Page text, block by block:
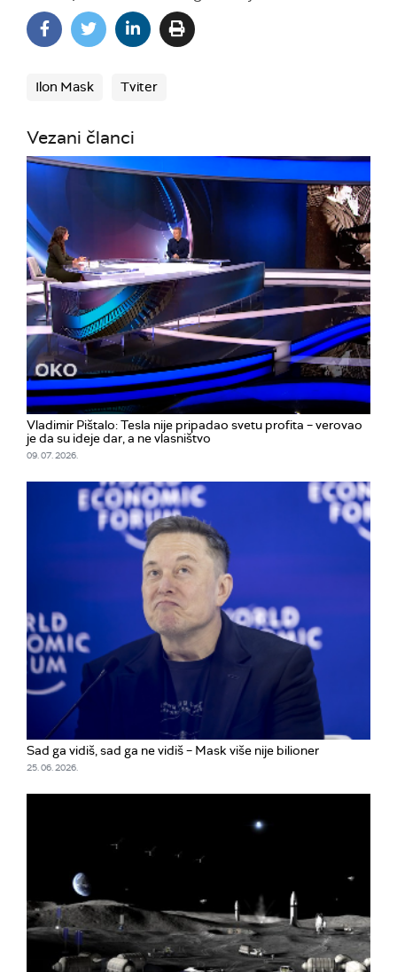
Ilon Mask Tviter
Vezani članci
Vladimir Pištalo: Tesla nije pripadao svetu profita – verovao
je da su ideje dar, a ne vlasništvo
09. 07. 2026.
Sad ga vidiš, sad ga ne vidiš – Mask više nije bilioner
25. 06. 2026.